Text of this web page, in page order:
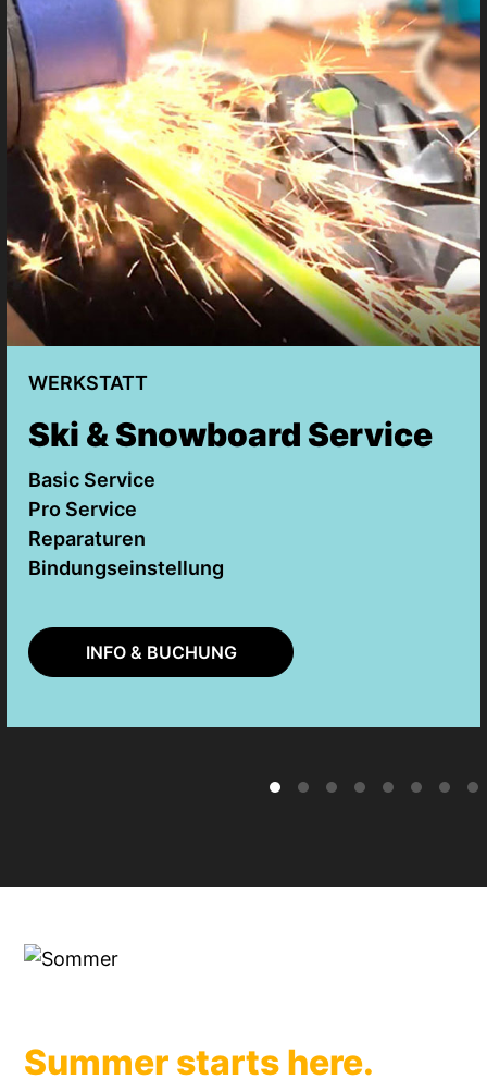
WERKSTATT
Ski & Snowboard Service
Basic Service
Pro Service
Reparaturen
Bindungseinstellung
INFO & BUCHUNG
Summer starts here.